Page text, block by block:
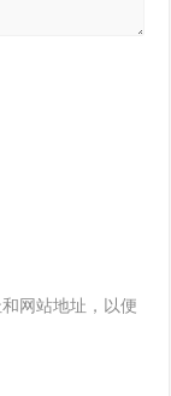
网站地址，以便